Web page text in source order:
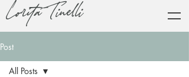
Lorita Tinelli
Post
All Posts